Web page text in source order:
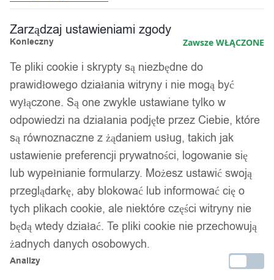
Zarządzaj ustawieniami zgody
Konieczny Zawsze WŁĄCZONE
Te pliki cookie i skrypty są niezbędne do
prawidłowego działania witryny i nie mogą być
wyłączone. Są one zwykle ustawiane tylko w
odpowiedzi na działania podjęte przez Ciebie, które
są równoznaczne z żądaniem usług, takich jak
ustawienie preferencji prywatności, logowanie się
lub wypełnianie formularzy. Możesz ustawić swoją
przeglądarkę, aby blokować lub informować cię o
tych plikach cookie, ale niektóre części witryny nie
będą wtedy działać. Te pliki cookie nie przechowują
żadnych danych osobowych.
Analizy